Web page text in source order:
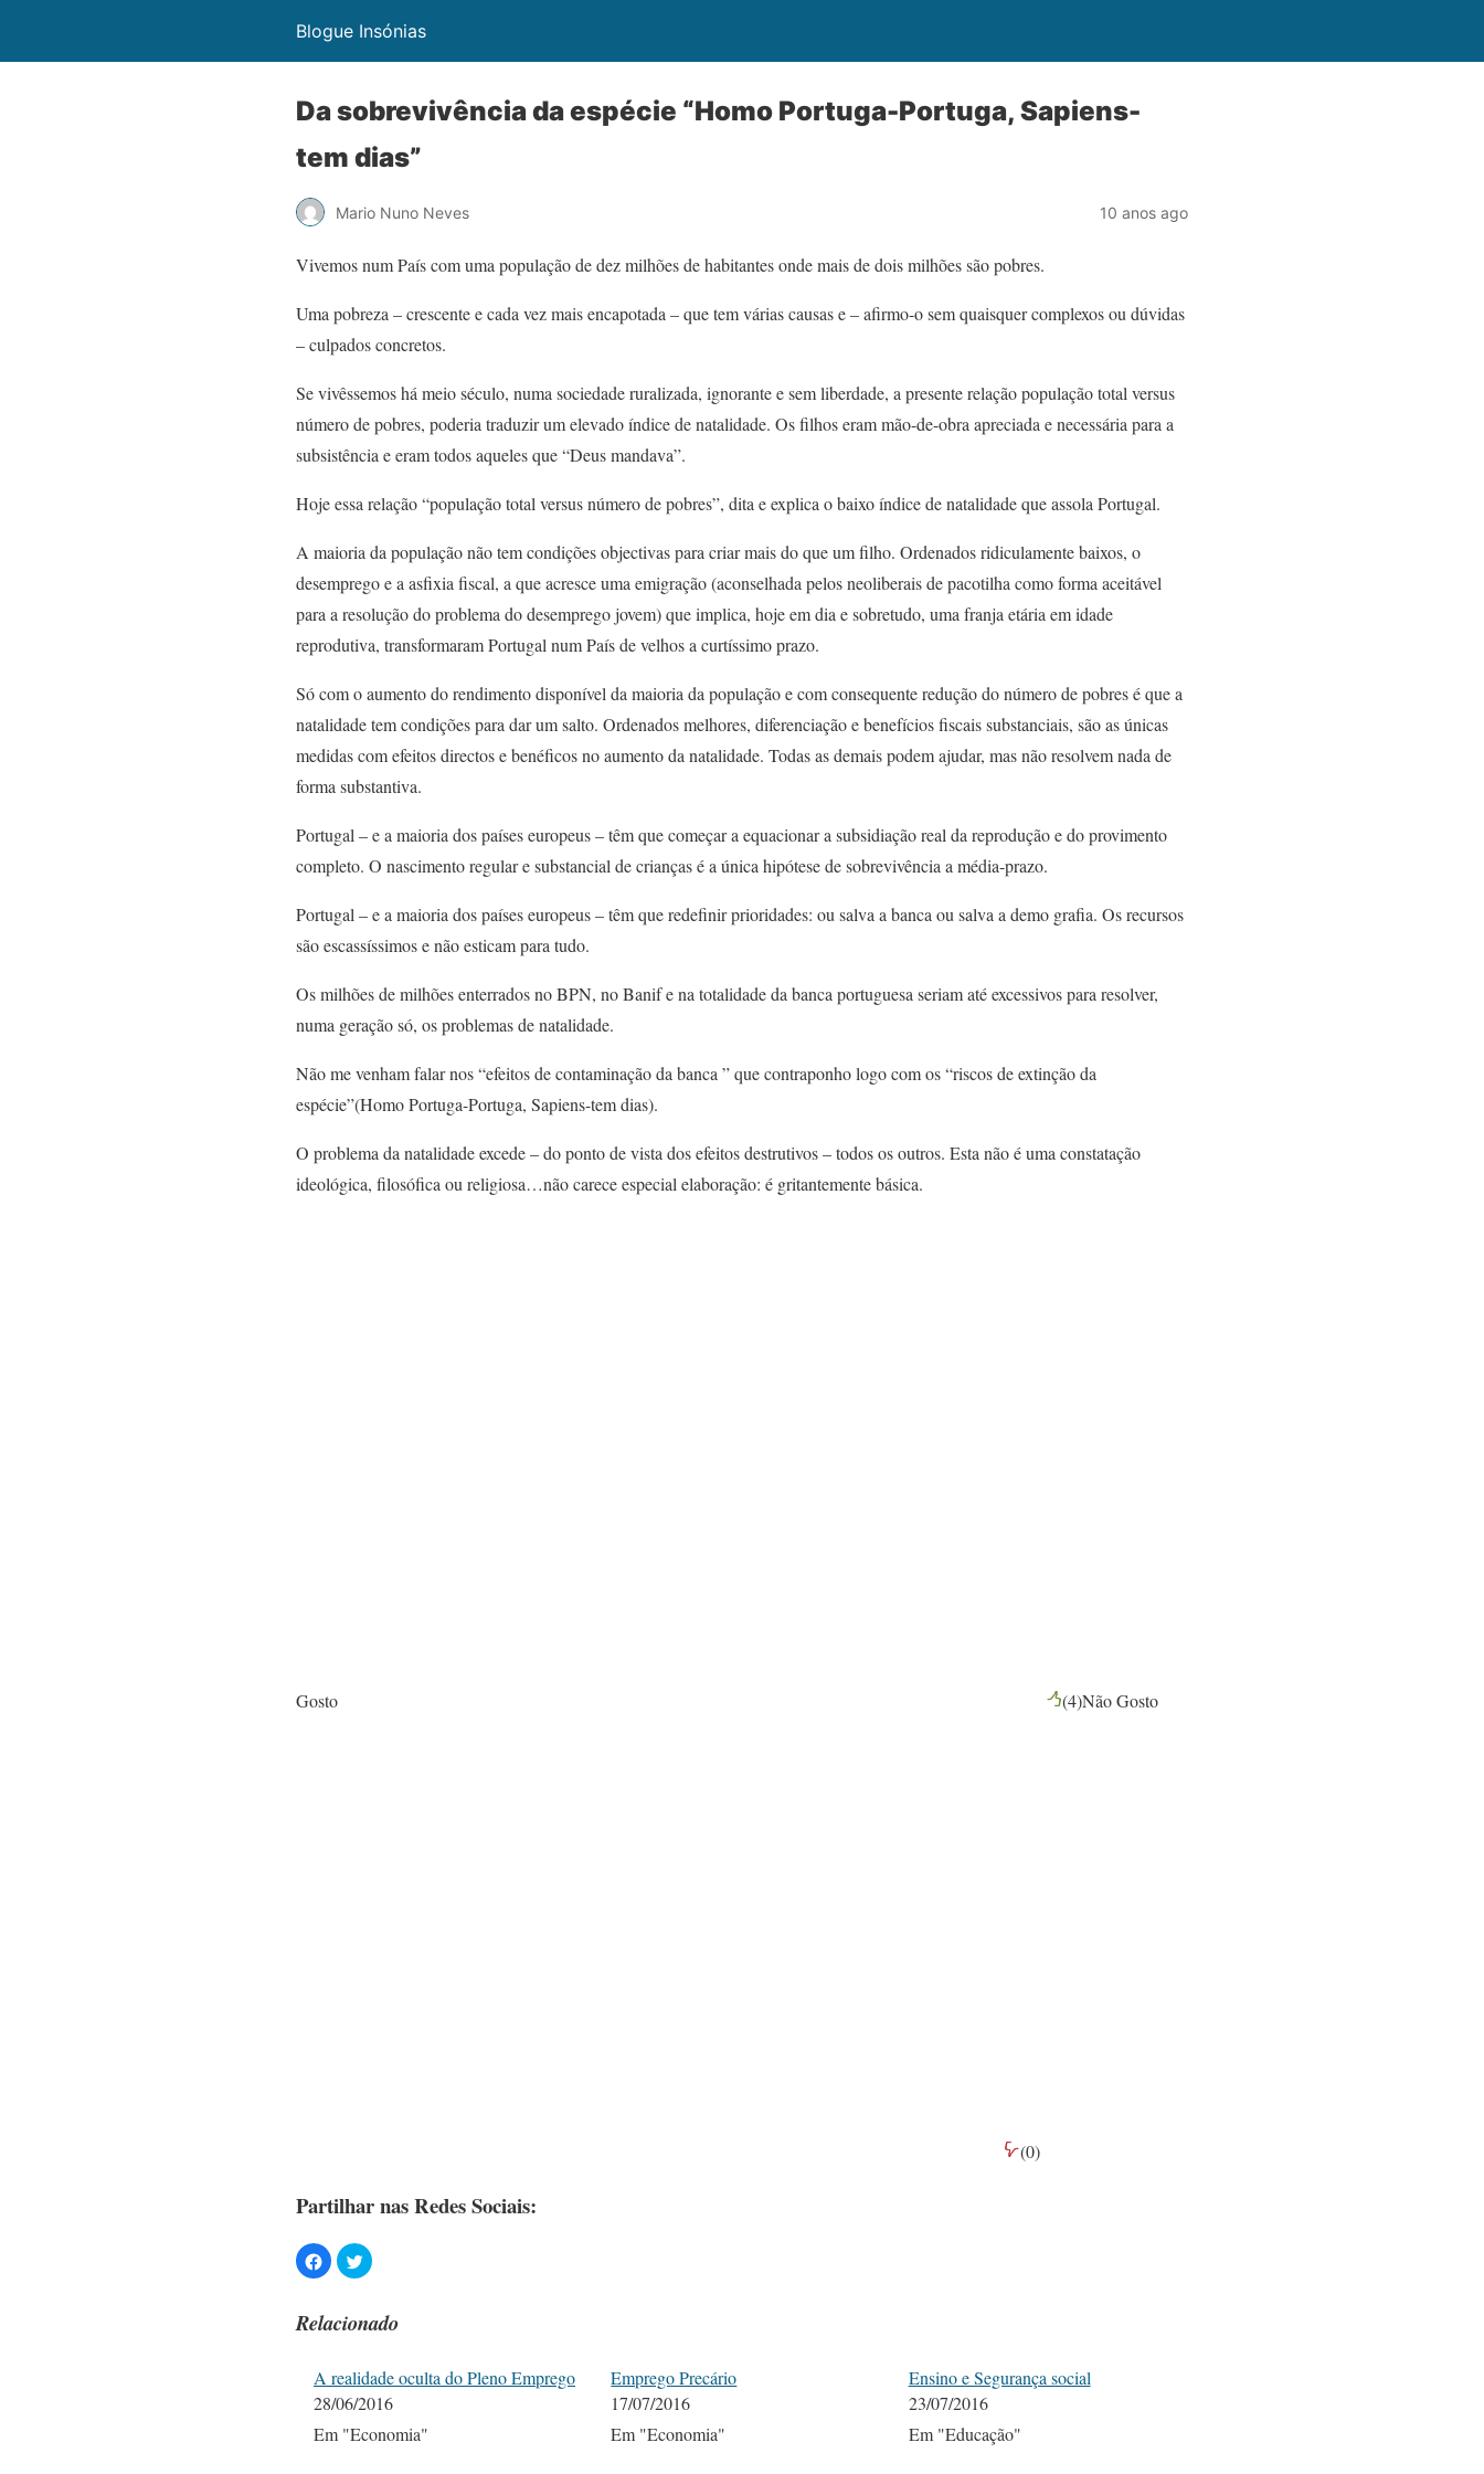
Blogue Insónias
Da sobrevivência da espécie “Homo Portuga-Portuga, Sapiens-
tem dias”
Mario Nuno Neves 10 anos ago
Vivemos num País com uma população de dez milhões de habitantes onde mais de dois milhões são pobres.
Uma pobreza – crescente e cada vez mais encapotada – que tem várias causas e – afirmo-o sem quaisquer complexos ou dúvidas
– culpados concretos.
Se vivêssemos há meio século, numa sociedade ruralizada, ignorante e sem liberdade, a presente relação população total versus
número de pobres, poderia traduzir um elevado índice de natalidade. Os filhos eram mão-de-obra apreciada e necessária para a
subsistência e eram todos aqueles que “Deus mandava”.
Hoje essa relação “população total versus número de pobres”, dita e explica o baixo índice de natalidade que assola Portugal.
A maioria da população não tem condições objectivas para criar mais do que um filho. Ordenados ridiculamente baixos, o
desemprego e a asfixia fiscal, a que acresce uma emigração (aconselhada pelos neoliberais de pacotilha como forma aceitável
para a resolução do problema do desemprego jovem) que implica, hoje em dia e sobretudo, uma franja etária em idade
reprodutiva, transformaram Portugal num País de velhos a curtíssimo prazo.
Só com o aumento do rendimento disponível da maioria da população e com consequente redução do número de pobres é que a
natalidade tem condições para dar um salto. Ordenados melhores, diferenciação e benefícios fiscais substanciais, são as únicas
medidas com efeitos directos e benéficos no aumento da natalidade. Todas as demais podem ajudar, mas não resolvem nada de
forma substantiva.
Portugal – e a maioria dos países europeus – têm que começar a equacionar a subsidiação real da reprodução e do provimento
completo. O nascimento regular e substancial de crianças é a única hipótese de sobrevivência a média-prazo.
Portugal – e a maioria dos países europeus – têm que redefinir prioridades: ou salva a banca ou salva a demo grafia. Os recursos
são escassíssimos e não esticam para tudo.
Os milhões de milhões enterrados no BPN, no Banif e na totalidade da banca portuguesa seriam até excessivos para resolver,
numa geração só, os problemas de natalidade.
Não me venham falar nos “efeitos de contaminação da banca ” que contraponho logo com os “riscos de extinção da
espécie”(Homo Portuga-Portuga, Sapiens-tem dias).
O problema da natalidade excede – do ponto de vista dos efeitos destrutivos – todos os outros. Esta não é uma constatação
ideológica, filosófica ou religiosa…não carece especial elaboração: é gritantemente básica.
Gosto (4)Não Gosto
(0)
Partilhar nas Redes Sociais:
Relacionado
A realidade oculta do Pleno Emprego
28/06/2016
Em "Economia"
Emprego Precário
17/07/2016
Em "Economia"
Ensino e Segurança social
23/07/2016
Em "Educação"